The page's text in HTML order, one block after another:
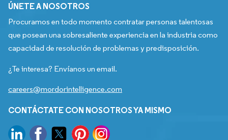
ÚNETE A NOSOTROS
Procuramos en todo momento contratar personas talentosas
que posean una sobresaliente experiencia en la industria como
capacidad de resolución de problemas y predisposición.
¿Te interesa? Envíanos un email.
careers@mordorintelligence.com
CONTÁCTATE CON NOSOTROS YA MISMO